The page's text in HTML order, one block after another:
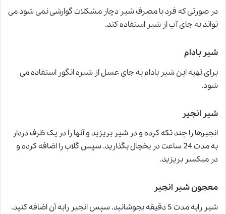
در صورتی که فرد با مصرف شیر دچار مشکلات گوارشی نمی شود می
تواند به جای آب از شیر استفاده کند.
شیر بادام
برای تهیه این شیر بادام به جای عسل از شیره انگور استفاده می
شود.
شیر انجیر
انجیرها را چند تکه کرده و در شیر بریزید و آنها را در یک ظرف دردار
به مدت 24 ساعت در یخچال بگذارید. سپس گلاب را اضافه کرده و
در میکسر بریزید.
معجون شیر انجیر
شير رابه مدت 5 دقيقه بجوشانید. سپس انجیر رابه آن اضافه کنید.